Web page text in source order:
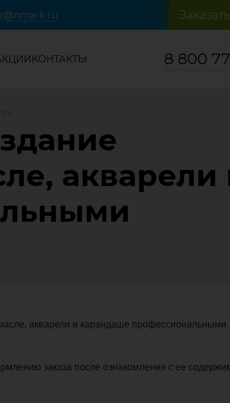
КОНТАКТЫ 8 800
акварели
акварели и карандаше профессиональными
заказа после ознакомления с ее